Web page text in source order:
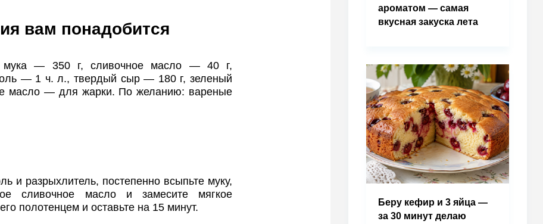
вам понадобится
— 350 г, сливочное масло — 40 г,
— 1 ч. л., твердый сыр — 180 г, зеленый
масло — для жарки. По желанию: вареные
и разрыхлитель, постепенно всыпьте муку,
сливочное масло и замесите мягкое
полотенцем и оставьте на 15 минут.
ароматом — самая
вкусная закуска лета
Беру кефир и 3 яйца —
за 30 минут делаю